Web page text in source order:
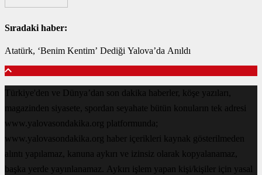
Sıradaki haber:
Atatürk, ‘Benim Kentim’ Dediği Yalova’da Anıldı
Türkiye'den ve Dünya’dan son dakika haberler, köşe yazıları,
magazinden siyasete, spordan seyahate bütün konuların tek adresi
www.yalovasondakika.org platformunda;
www.yalovasondakika.org haber içerikleri kaynak gösterilmeden
alıntı yapılamaz, kanuna aykırı ve izinsiz olarak kopyalanamaz,
başka yerde yayınlanamaz. Aykırı işlem yapan kişi/kişiler için yasal